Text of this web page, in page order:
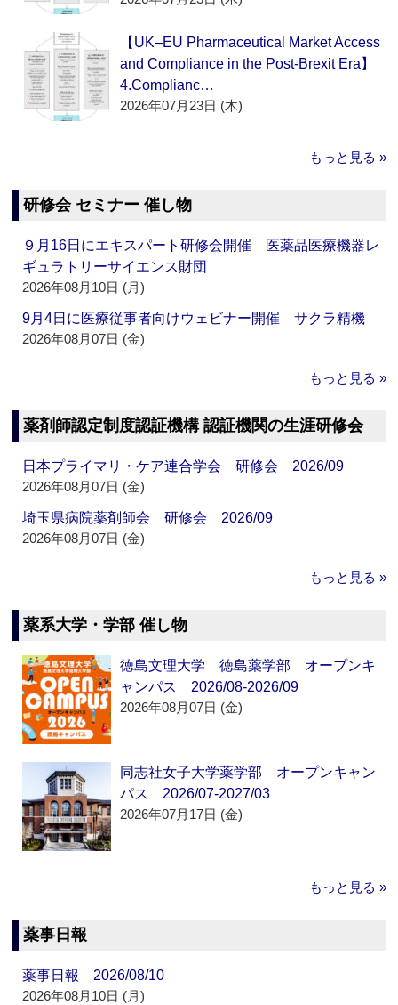
【UK–EU Pharmaceutical Market Access
and Compliance in the Post-Brexit Era】
4.Complianc…
2026年07月23日 (木)
もっと見る »
研修会 セミナー 催し物
９月16日にエキスパート研修会開催 医薬品医療機器レ
ギュラトリーサイエンス財団
2026年08月10日 (月)
9月4日に医療従事者向けウェビナー開催 サクラ精機
2026年08月07日 (金)
もっと見る »
薬剤師認定制度認証機構 認証機関の生涯研修会
日本プライマリ・ケア連合学会 研修会 2026/09
2026年08月07日 (金)
埼玉県病院薬剤師会 研修会 2026/09
2026年08月07日 (金)
もっと見る »
薬系大学・学部 催し物
徳島文理大学 徳島薬学部 オープンキ
ャンパス 2026/08-2026/09
2026年08月07日 (金)
同志社女子大学薬学部 オープンキャン
パス 2026/07-2027/03
2026年07月17日 (金)
もっと見る »
薬事日報
薬事日報 2026/08/10
2026年08月10日 (月)